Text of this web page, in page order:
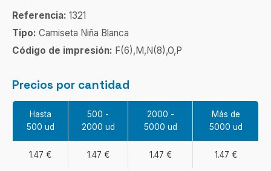
Referencia: 1321
Tipo: Camiseta Niña Blanca
Código de impresión: F(6),M,N(8),O,P
Precios por cantidad
Hasta
500 ud
500 -
2000 ud
2000 -
5000 ud
Más de
5000 ud
1.47 € 1.47 € 1.47 € 1.47 €